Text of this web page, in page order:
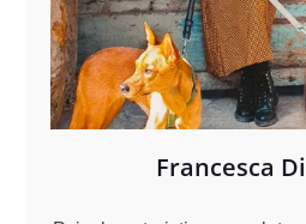
Francesca